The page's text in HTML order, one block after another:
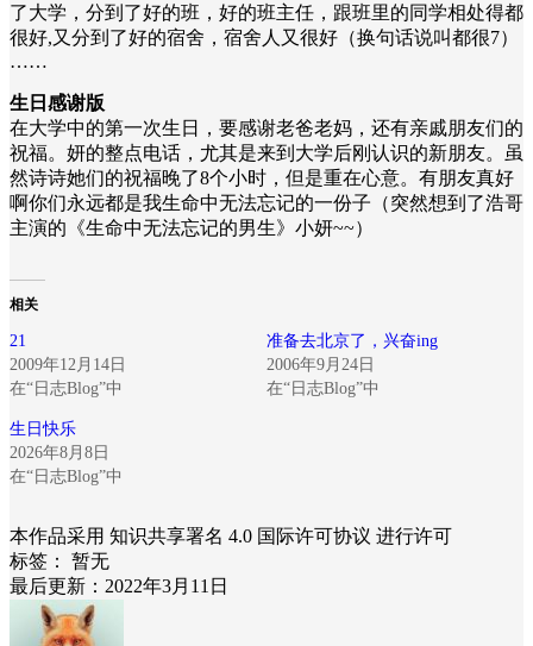
了大学，分到了好的班，好的班主任，跟班里的同学相处得都
很好,又分到了好的宿舍，宿舍人又很好（换句话说叫都很7）
……
生日感谢版
在大学中的第一次生日，要感谢老爸老妈，还有亲戚朋友们的
祝福。妍的整点电话，尤其是来到大学后刚认识的新朋友。虽
然诗诗她们的祝福晚了8个小时，但是重在心意。有朋友真好
啊你们永远都是我生命中无法忘记的一份子（突然想到了浩哥
主演的《生命中无法忘记的男生》小妍~~）
相关
21
2009年12月14日
在“日志Blog”中
准备去北京了，兴奋ing
2006年9月24日
在“日志Blog”中
生日快乐
2026年8月8日
在“日志Blog”中
本作品采用 知识共享署名 4.0 国际许可协议 进行许可
标签：
暂无
最后更新：2022年3月11日